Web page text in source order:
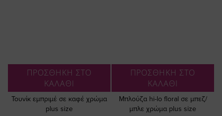
ΠΡΟΣΘΗΚΗ ΣΤΟ
ΚΑΛΑΘΙ
Τουνίκ εμπριμέ σε καφέ χρώμα
plus size
ΠΡΟΣΘΗΚΗ ΣΤΟ
ΚΑΛΑΘΙ
Μπλούζα hi-lo floral σε μπεζ/
μπλε χρώμα plus size